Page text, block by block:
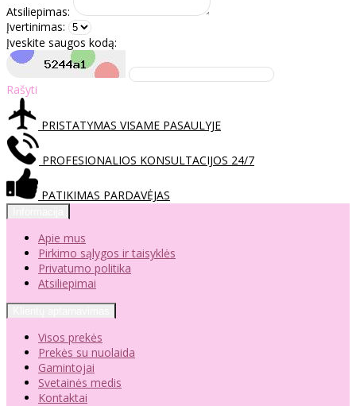
Atsiliepimas:
Įvertinimas:
Įveskite saugos kodą:
Rašyti
PRISTATYMAS VISAME PASAULYJE
PROFESIONALIOS KONSULTACIJOS 24/7
PATIKIMAS PARDAVĖJAS
Apie mus
Pirkimo sąlygos ir taisyklės
Privatumo politika
Atsiliepimai
Visos prekės
Prekės su nuolaida
Gamintojai
Svetainės medis
Kontaktai